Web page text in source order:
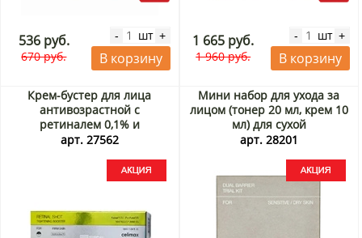
536 руб.
670 руб.
- шт +
В корзину
1 665 руб.
1 960 руб.
- шт +
В корзину
Крем-бустер для лица
антивозрастной с
ретиналем 0,1% и
спикулами Celimax The Vita-
Booster (Корея), 15 мл Акция
арт. 27562
Мини набор для ухода за
лицом (тонер 20 мл, крем 10
мл) для сухой
чувствительной кожи Dual
Корея Акция
арт. 28201